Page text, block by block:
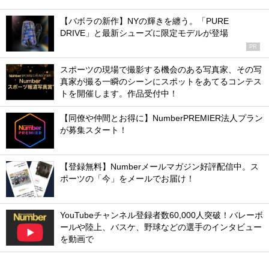
【バボラの新作】NYの輝きを纏う。「PURE
DRIVE」と最新シューズに限定モデルが登場
PR
スポーツの現場で撮影する機会のある写真家、その写
真家が撮る一瞬のシーンにスポットをあてるコンテス
トを開催します。作品受付中！
【同僚や仲間とお得に】NumberPREMIER法人プラン
が募集スタート！
【登録無料】Numberメールマガジン好評配信中。ス
ポーツの「今」をメールでお届け！
YouTubeチャンネル登録者数60,000人突破！バレーボ
ールや陸上、バスケ、野球などの選手のインタビュー
を動画で